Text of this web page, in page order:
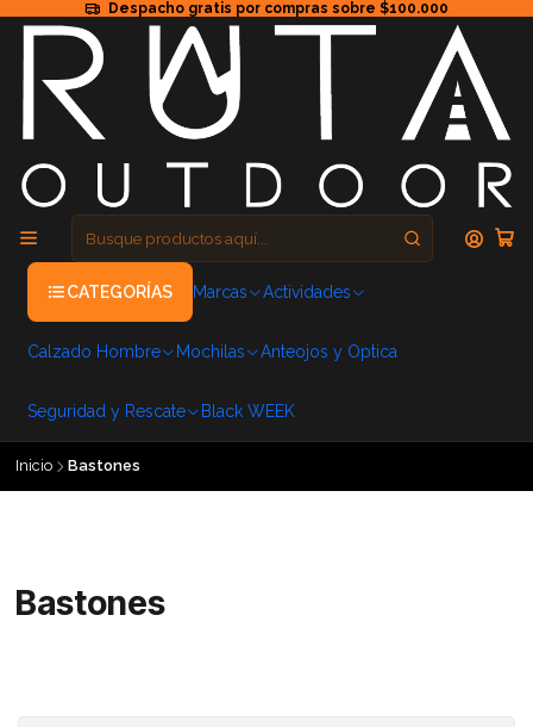
Despacho gratis por compras sobre $100.000
CATEGORÍAS Marcas Actividades
Calzado Hombre Mochilas Anteojos y Optica
Seguridad y Rescate Black WEEK
Inicio Bastones
Bastones